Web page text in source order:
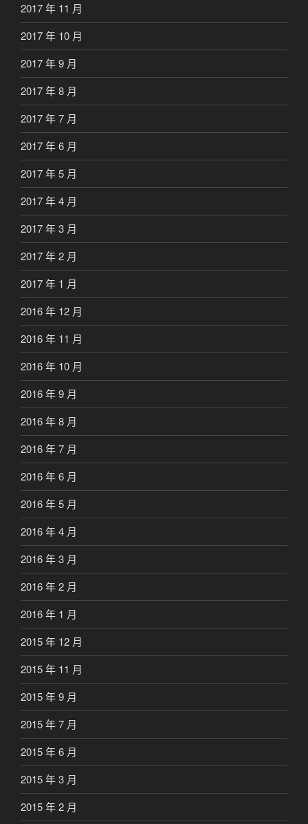
2017 年 11 月
2017 年 10 月
2017 年 9 月
2017 年 8 月
2017 年 7 月
2017 年 6 月
2017 年 5 月
2017 年 4 月
2017 年 3 月
2017 年 2 月
2017 年 1 月
2016 年 12 月
2016 年 11 月
2016 年 10 月
2016 年 9 月
2016 年 8 月
2016 年 7 月
2016 年 6 月
2016 年 5 月
2016 年 4 月
2016 年 3 月
2016 年 2 月
2016 年 1 月
2015 年 12 月
2015 年 11 月
2015 年 9 月
2015 年 7 月
2015 年 6 月
2015 年 3 月
2015 年 2 月